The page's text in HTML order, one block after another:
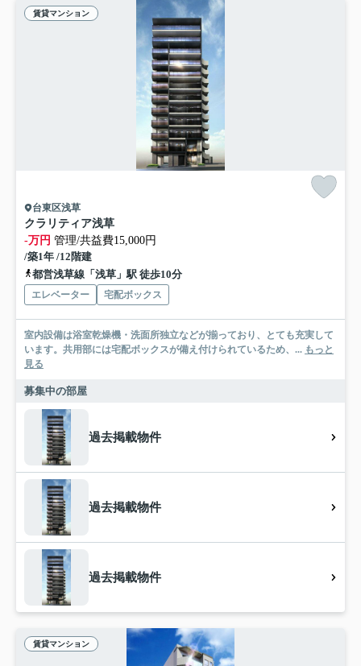
賃貸マンション
台東区浅草
クラリティア浅草
-万円 管理/共益費15,000円
/築1年 /12階建
都営浅草線「浅草」駅 徒歩10分
エレベーター 宅配ボックス
室内設備は浴室乾燥機・洗面所独立などが揃っており、とても充実して
います。共用部には宅配ボックスが備え付けられているため、... もっと
見る
募集中の部屋
過去掲載物件
過去掲載物件
過去掲載物件
賃貸マンション